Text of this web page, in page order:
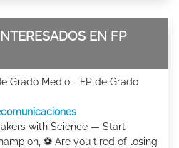
EN FP
Grado Medio - FP de Grado
with Science — Start
⚽ Are you tired of losing